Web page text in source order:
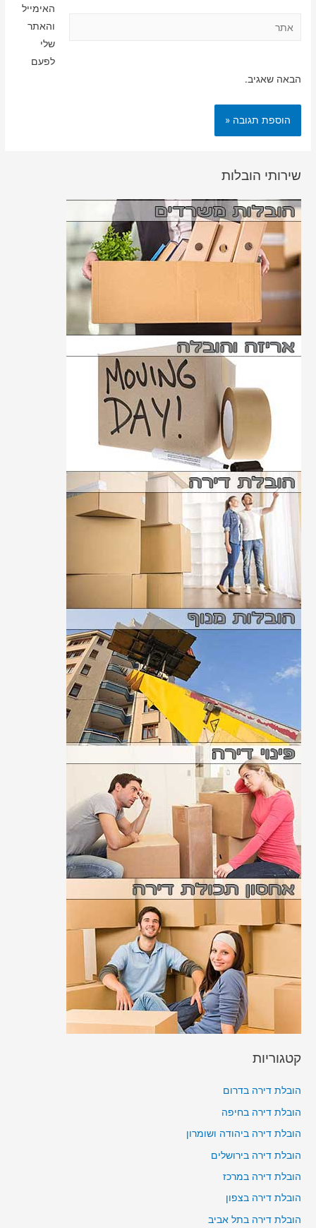
האימייל
והאתר
שלי
לפעם
הבאה שאגיב.
שירותי הובלות
קטגוריות
הובלת דירה בדרום
הובלת דירה בחיפה
הובלת דירה ביהודה ושומרון
הובלת דירה בירושלים
הובלת דירה במרכז
הובלת דירה בצפון
הובלת דירה בתל אביב